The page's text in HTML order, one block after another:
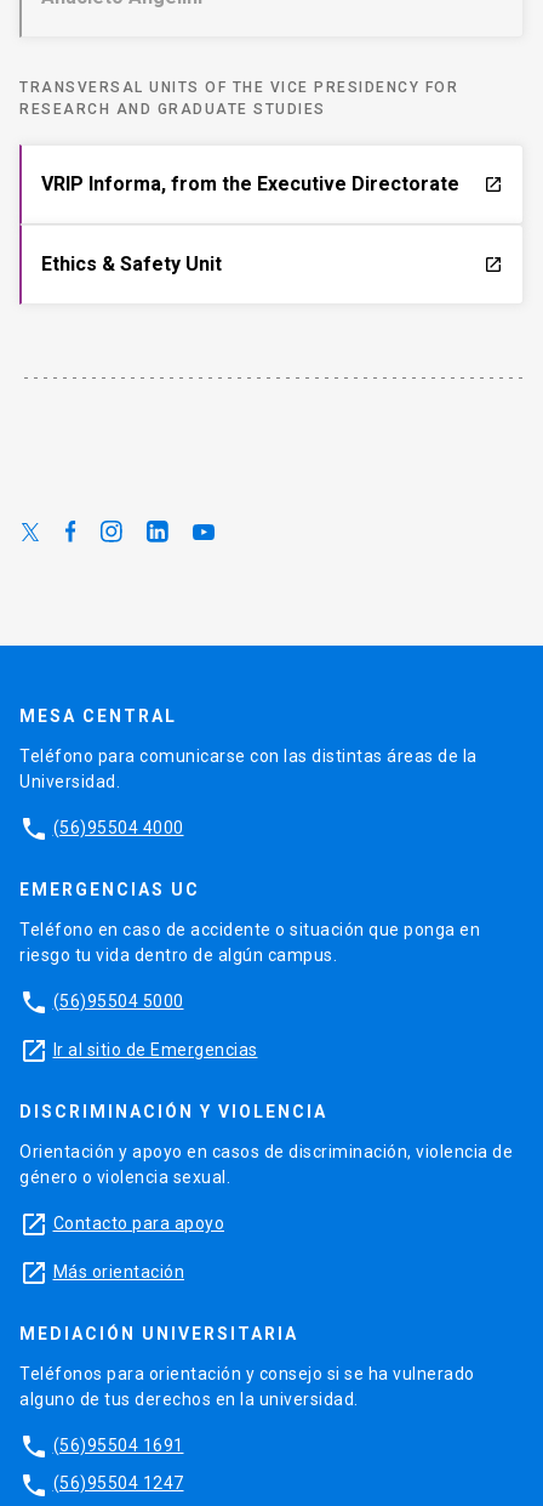
TRANSVERSAL UNITS OF THE VICE PRESIDENCY FOR
RESEARCH AND GRADUATE STUDIES
VRIP Informa, from the Executive Directorate launch
Ethics & Safety Unit launch
MESA CENTRAL
Teléfono para comunicarse con las distintas áreas de la
Universidad.
phone (56)95504 4000
EMERGENCIAS UC
Teléfono en caso de accidente o situación que ponga en
riesgo tu vida dentro de algún campus.
phone (56)95504 5000
launch Ir al sitio de Emergencias
DISCRIMINACIÓN Y VIOLENCIA
Orientación y apoyo en casos de discriminación, violencia de
género o violencia sexual.
launch Contacto para apoyo
launch Más orientación
MEDIACIÓN UNIVERSITARIA
Teléfonos para orientación y consejo si se ha vulnerado
alguno de tus derechos en la universidad.
phone (56)95504 1691
phone (56)95504 1247